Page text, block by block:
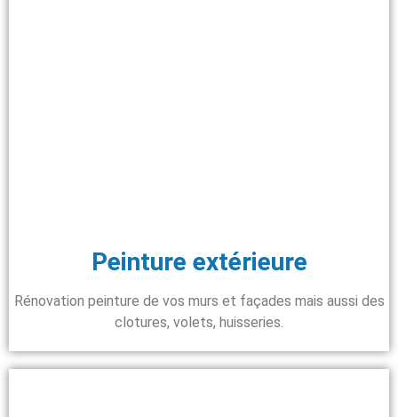
Peinture extérieure
Rénovation peinture de vos murs et façades mais aussi des
clotures, volets, huisseries.